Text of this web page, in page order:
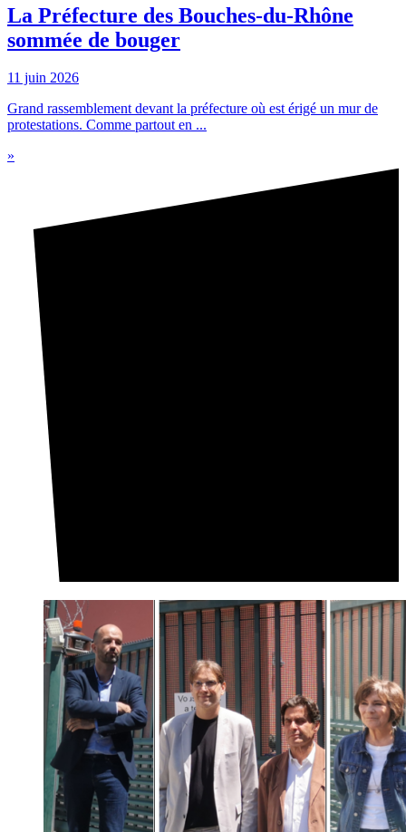
La Préfecture des Bouches-du-Rhône
sommée de bouger
11 juin 2026
Grand rassemblement devant la préfecture où est érigé un mur de
protestations. Comme partout en ...
»